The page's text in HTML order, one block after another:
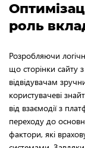
роль
Розробляючи
що сторінки сайту
відвідувачам
користувачеві
від взаємодії з
переходу до
фактори, які